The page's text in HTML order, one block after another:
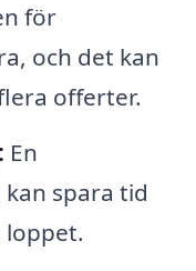
för
och det kan
offerter.
En
spara tid
loppet.